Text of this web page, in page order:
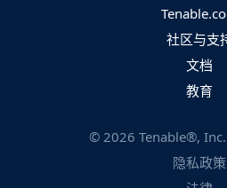
社区与支
文档
教育
© 2026 Tenable®,
隐私政策